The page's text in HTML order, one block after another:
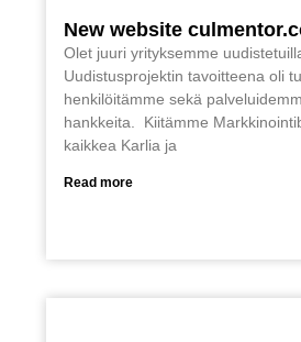
New website
Olet juuri yrityksemme
Uudistusprojektin tavoitteena oli
henkilöitämme sekä
hankkeita. Kiitämme
kaikkea Karlia ja
Read more